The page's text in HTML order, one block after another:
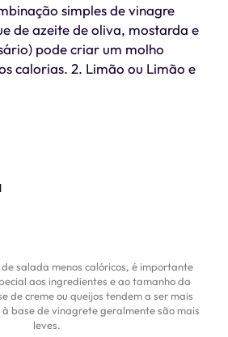
simples de vinagre
de azeite de oliva, mostarda e
pode criar um molho
calorias. 2. Limão ou Limão e
salada menos calóricos, é importante
aos ingredientes e ao tamanho da
de creme ou queijos tendem a ser mais
base de vinagrete geralmente são mais
leves.